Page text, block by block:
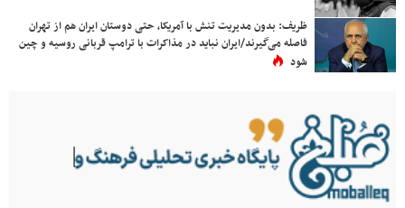
ظریف: بدون مدیریت تنش با آمریکا، حتی دوستان ایران هم از تهران
فاصله می‌گیرند/ایران نباید در مذاکرات با ترامپ قربانی روسیه و چین
شود